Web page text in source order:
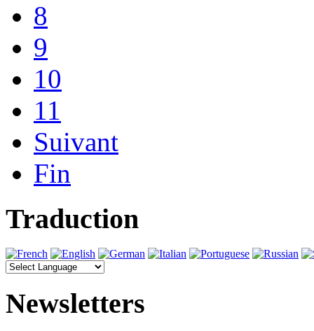
8
9
10
11
Suivant
Fin
Traduction
Newsletters